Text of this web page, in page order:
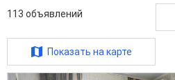
113 объявлений
Показать на карте